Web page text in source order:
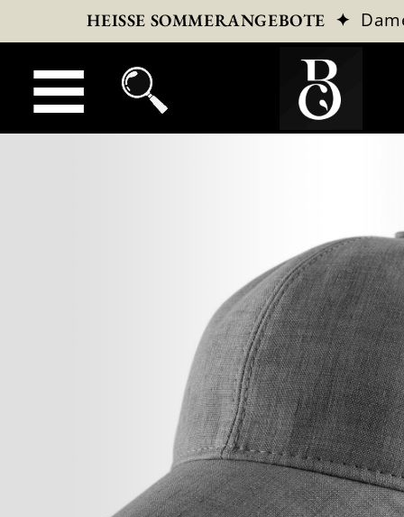
HEISSE SOMMERANGEBOTE ✦